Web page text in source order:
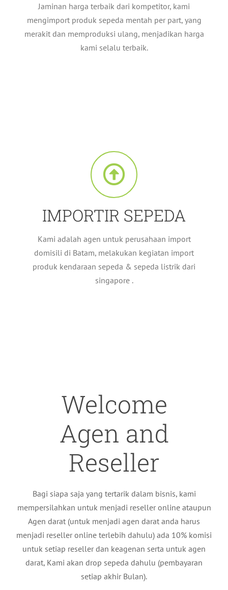
Jaminan harga terbaik dari kompetitor, kami
mengimport produk sepeda mentah per part, yang
merakit dan memproduksi ulang, menjadikan harga
kami selalu terbaik.
IMPORTIR SEPEDA
Kami adalah agen untuk perusahaan import
domisili di Batam, melakukan kegiatan import
produk kendaraan sepeda & sepeda listrik dari
singapore .
Welcome
Agen and
Reseller
Bagi siapa saja yang tertarik dalam bisnis, kami
mempersilahkan untuk menjadi reseller online ataupun
Agen darat (untuk menjadi agen darat anda harus
menjadi reseller online terlebih dahulu) ada 10% komisi
untuk setiap reseller dan keagenan serta untuk agen
darat, Kami akan drop sepeda dahulu (pembayaran
setiap akhir Bulan).